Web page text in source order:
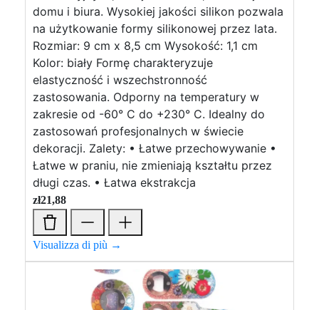
domu i biura. Wysokiej jakości silikon pozwala
na użytkowanie formy silikonowej przez lata.
Rozmiar: 9 cm x 8,5 cm Wysokość: 1,1 cm
Kolor: biały Formę charakteryzuje
elastyczność i wszechstronność
zastosowania. Odporny na temperatury w
zakresie od -60° C do +230° C. Idealny do
zastosowań profesjonalnych w świecie
dekoracji. Zalety: • Łatwe przechowywanie •
Łatwe w praniu, nie zmieniają kształtu przez
długi czas. • Łatwa ekstrakcja
zł21,88
Visualizza di più →